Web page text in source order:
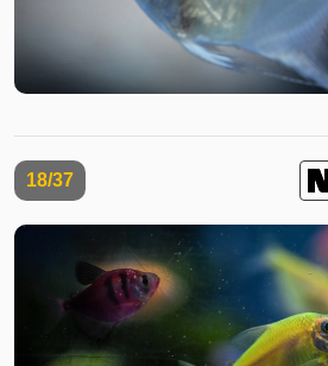
18/37